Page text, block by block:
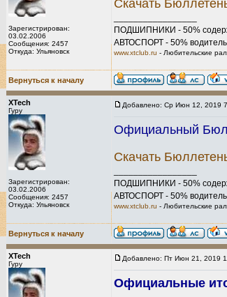
Зарегистрирован:
03.02.2006
Сообщения: 2457
Откуда: Ульяновск
Скачать
ПОДШИПНИКИ - 50%
АВТОСПОРТ - 50%
www.xtclub.ru - Любительские
Вернуться к началу
XTech
Гуру
Зарегистрирован:
03.02.2006
Сообщения: 2457
Откуда: Ульяновск
Добавлено: Ср Июн 12, 2019
Официальный
Скачать
ПОДШИПНИКИ - 50%
АВТОСПОРТ - 50%
www.xtclub.ru - Любительские
Вернуться к началу
XTech
Гуру
Добавлено: Пт Июн 21, 2019
Официальные